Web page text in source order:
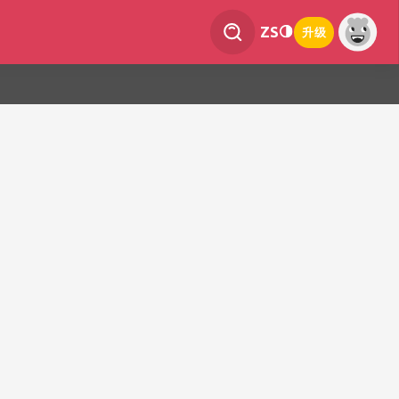
ZS 升级